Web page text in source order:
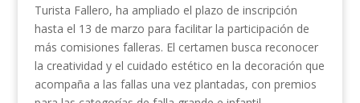
Turista Fallero, ha ampliado el plazo de inscripción
hasta el 13 de marzo para facilitar la participación de
más comisiones falleras. El certamen busca reconocer
la creatividad y el cuidado estético en la decoración que
acompaña a las fallas una vez plantadas, con premios